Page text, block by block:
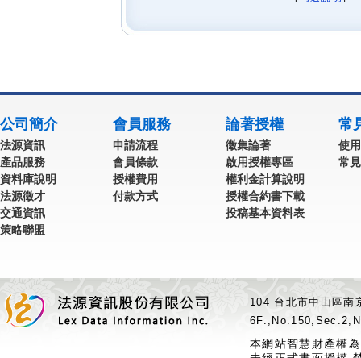
公司簡介
法源資訊
產品服務
資料庫說明
法源徵才
交通資訊
策略聯盟
會員服務
申請流程
會員條款
授權費用
付款方式
論著授權
徵集論著
啟用授權專區
權利金計算說明
授權合約書下載
投稿基本資料表
常
使
常
104 台北市中山區
本網站智慧財產權